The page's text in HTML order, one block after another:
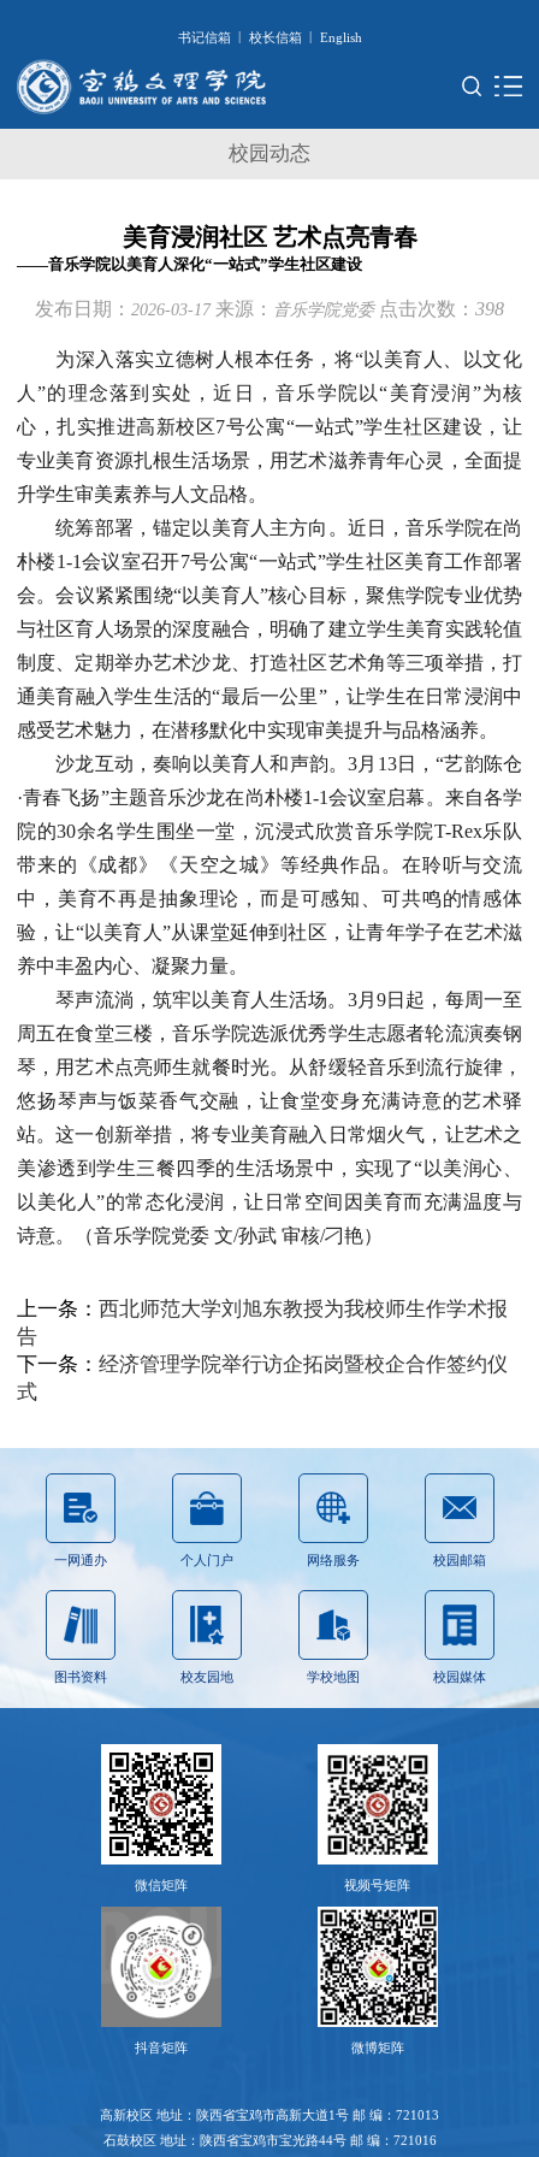
书记信箱 | 校长信箱 | English
校园动态
美育浸润社区 艺术点亮青春
——音乐学院以美育人深化“一站式”学生社区建设
发布日期： 2026-03-17 来源： 音乐学院党委 点击次数： 398
为深入落实立德树人根本任务，将“以美育人、以文化
人”的理念落到实处，近日，音乐学院以“美育浸润”为核
心，扎实推进高新校区7号公寓“一站式”学生社区建设，让
专业美育资源扎根生活场景，用艺术滋养青年心灵，全面提
升学生审美素养与人文品格。
统筹部署，锚定以美育人主方向。近日，音乐学院在尚
朴楼1-1会议室召开7号公寓“一站式”学生社区美育工作部署
会。会议紧紧围绕“以美育人”核心目标，聚焦学院专业优势
与社区育人场景的深度融合，明确了建立学生美育实践轮值
制度、定期举办艺术沙龙、打造社区艺术角等三项举措，打
通美育融入学生生活的“最后一公里”，让学生在日常浸润中
感受艺术魅力，在潜移默化中实现审美提升与品格涵养。
沙龙互动，奏响以美育人和声韵。3月13日，“艺韵陈仓
·青春飞扬”主题音乐沙龙在尚朴楼1-1会议室启幕。来自各学
院的30余名学生围坐一堂，沉浸式欣赏音乐学院T-Rex乐队
带来的《成都》《天空之城》等经典作品。在聆听与交流
中，美育不再是抽象理论，而是可感知、可共鸣的情感体
验，让“以美育人”从课堂延伸到社区，让青年学子在艺术滋
养中丰盈内心、凝聚力量。
琴声流淌，筑牢以美育人生活场。3月9日起，每周一至
周五在食堂三楼，音乐学院选派优秀学生志愿者轮流演奏钢
琴，用艺术点亮师生就餐时光。从舒缓轻音乐到流行旋律，
悠扬琴声与饭菜香气交融，让食堂变身充满诗意的艺术驿
站。这一创新举措，将专业美育融入日常烟火气，让艺术之
美渗透到学生三餐四季的生活场景中，实现了“以美润心、
以美化人”的常态化浸润，让日常空间因美育而充满温度与
诗意。（音乐学院党委 文/孙武 审核/刁艳）
上一条： 西北师范大学刘旭东教授为我校师生作学术报
告
下一条： 经济管理学院举行访企拓岗暨校企合作签约仪
式
一网通办 个人门户 网络服务 校园邮箱
图书资料 校友园地 学校地图 校园媒体
微信矩阵 视频号矩阵
抖音矩阵 微博矩阵
高新校区 地址：陕西省宝鸡市高新大道1号 邮 编：721013
石鼓校区 地址：陕西省宝鸡市宝光路44号 邮 编：721016